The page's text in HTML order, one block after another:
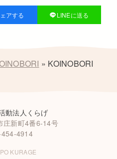
アする LINEに送る
» KOINOBORI
動法人くらげ
庄新町4番6-14号
4914
KURAGE